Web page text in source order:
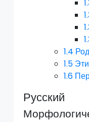
1.4
1.5
1.6
Русский